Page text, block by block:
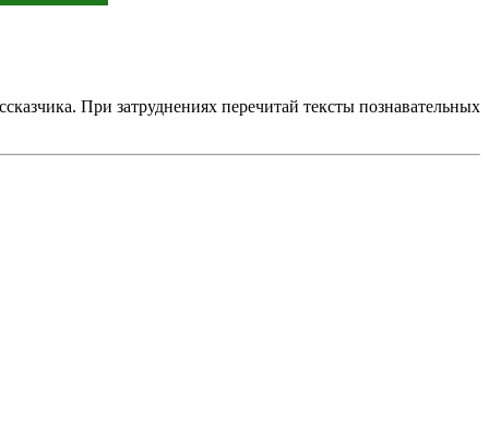
При затруднениях перечитай тексты познавательных